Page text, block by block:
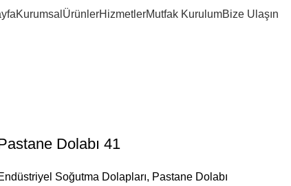
Kurumsal ÜrünlerHizmetlerMutfak KurulumBize Ulaşın
verimli
Dolabı 41
Soğutma Dolapları, Pastane Dolabı